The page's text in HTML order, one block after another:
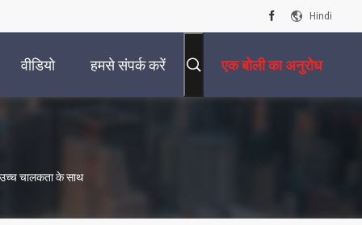
Hindi
वीडियो हमसे संपर्क करें एक बोली का अनुरोध
उच्च चालकता के साथ